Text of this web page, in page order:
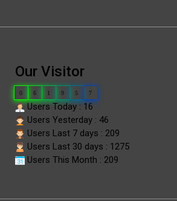
Our Visitor
0 6 1 9 5 7
Users Today : 16
Users Yesterday : 46
Users Last 7 days : 209
Users Last 30 days : 1275
Users This Month : 209